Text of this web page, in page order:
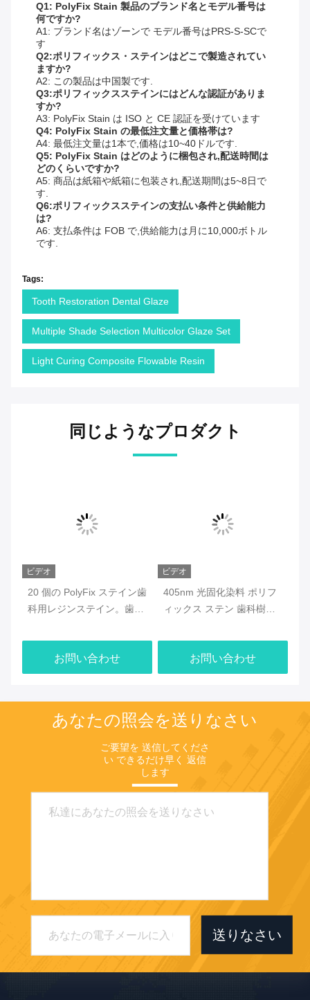
Q1: PolyFix Stain 製品のブランド名とモデル番号は
何ですか?
A1: ブランド名はゾーンで モデル番号はPRS-S-SCで
す
Q2:ポリフィックス・ステインはどこで製造されてい
ますか?
A2: この製品は中国製です.
Q3:ポリフィックスステインにはどんな認証がありま
すか?
A3: PolyFix Stain は ISO と CE 認証を受けています
Q4: PolyFix Stain の最低注文量と価格帯は?
A4: 最低注文量は1本で,価格は10~40ドルです.
Q5: PolyFix Stain はどのように梱包され,配送時間は
どのくらいですか?
A5: 商品は紙箱や紙箱に包装され,配送期間は5~8日で
す.
Q6:ポリフィックスステインの支払い条件と供給能力
は?
A6: 支払条件は FOB で,供給能力は月に10,000ボトル
です.
Tags:
Tooth Restoration Dental Glaze
Multiple Shade Selection Multicolor Glaze Set
Light Curing Composite Flowable Resin
同じようなプロダクト
ビデオ
20 個の PolyFix ステイン歯
科用レジンステイン。歯科
の着色を提供します。
お問い合わせ
ビデオ
405nm 光固化染料 ポリフ
ィックス ステン 歯科樹脂
科の色が一致する
お問い合わせ
あなたの照会を送りなさい
ご要望を 送信してくださ
い できるだけ早く 返信
します
送りなさい